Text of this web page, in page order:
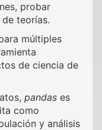
probar
teorías.
múltiples
de ciencia de
pandas es
como
y análisis